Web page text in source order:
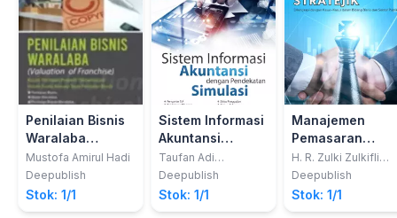
Penilaian Bisnis
Waralaba
(Valuation of
Franchise)
Kajian Penilaian
Properti
Mustofa Amirul Hadi
Deepublish
Stok: 1/1
Sistem Informasi
Akuntansi
Dengan
Pendekatan
Simulasi
Taufan Adi
Kurniawan
Deepublish
Stok: 1/1
Manajemen
Pemasaran
Stratejik
Dilengkapi
Dengan
Kasuskasus
H. R. Zulki Zulkifli
Noor
Deepublish
Stok: 1/1